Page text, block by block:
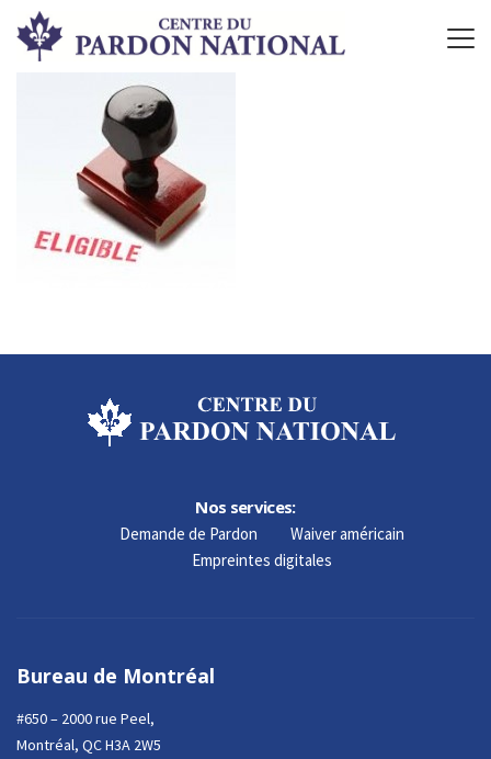
Nos services:
Demande de Pardon
Waiver américain
Empreintes digitales
Bureau de Montréal
#650 – 2000 rue Peel,
Montréal, QC H3A 2W5